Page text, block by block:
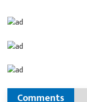
Comments